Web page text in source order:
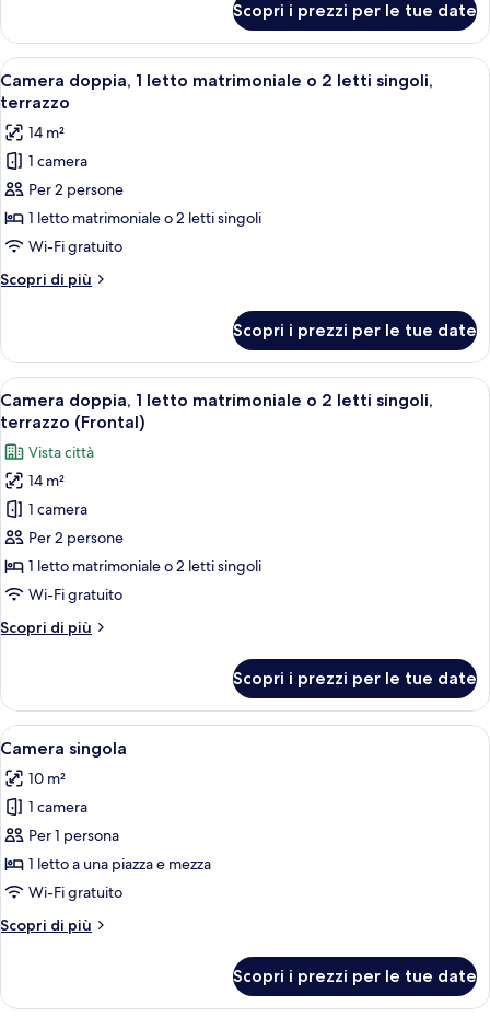
doppia,
letto
matrimoniale
Scopri i prezzi per le tue date
Apri
tutte
le
foto
per
Camera
doppia,
1
letto
matrimoniale
2
letti
singoli,
terrazzo
Una piccola area esterna con posti
6
Camera doppia, 1 letto matrimoniale o 2 letti singoli,
terrazzo
14 m²
1 camera
Per 2 persone
1 letto matrimoniale o 2 letti singoli
Wi-Fi gratuito
Scopri di più
Altri
doppia,
letto
matrimoniale
2
letti
singoli,
terrazzo
Scopri i prezzi per le tue date
Apri
tutte
le
foto
per
Camera
doppia,
1
letto
o
singoli,
terrazzo
(Frontal)
Una terrazza sul tetto con due
13
Camera doppia, 1 letto matrimoniale o 2 letti singoli,
terrazzo (Frontal)
Vista città
14 m²
1 camera
Per 2 persone
1 letto matrimoniale o 2 letti singoli
Wi-Fi gratuito
Scopri di più
Altri
doppia,
letto
matrimoniale
o
2
letti
singoli,
terrazzo
(Frontal)
Scopri i prezzi per le tue date
Apri
tutte
le
foto
per
Camera
singola
Camera d'albergo con un letto
4
Camera singola
10 m²
1 camera
Per 1 persona
1 letto a una piazza e mezza
Wi-Fi gratuito
Scopri di più
Altri
singola
Scopri i prezzi per le tue date